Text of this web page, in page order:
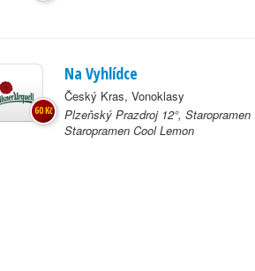
Na Vyhlídce
Český Kras, Vonoklasy
Plzeňský Prazdroj 12°, Staropramen
Staropramen Cool Lemon
60 Kč